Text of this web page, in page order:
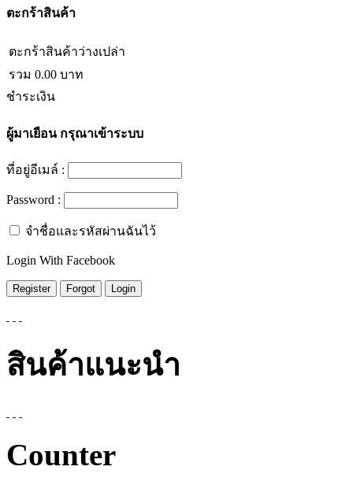
ตะกร้าสินค้า
ตะกร้าสินค้าว่างเปล่า
รวม 0.00 บาท
ชำระเงิน
ผู้มาเยือนกรุณาเข้าระบบ
ที่อยู่อีเมล์ :
Password :
จำชื่อและรหัสผ่านฉันไว้
Login With Facebook
สินค้าแนะนำ
Counter